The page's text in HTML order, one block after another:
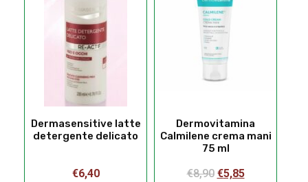
Dermasensitive latte
detergente delicato
€6,40
Dermovitamina
Calmilene crema mani
75 ml
€8,90 Il
€5,85Il